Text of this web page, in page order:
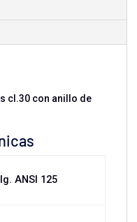
cl.30 con anillo de
ANSI 125